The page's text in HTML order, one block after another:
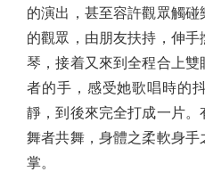
的演出，甚至容許觀眾觸
的觀眾，由朋友扶持，伸
琴，接着又來到全程合上
者的手，感受她歌唱時的
靜，到後來完全打成一片
舞者共舞，身體之柔軟身
掌。